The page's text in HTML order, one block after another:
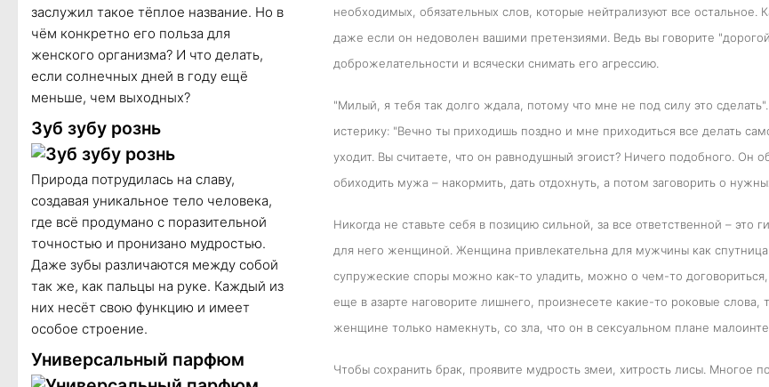
необходимых, обязательных слов, которые нейтрализуют все
даже если он недоволен вашими претензиями. Ведь вы говорите
доброжелательности и всячески снимать его агрессию.
"Милый, я тебя так долго ждала, потому что мне не под силу это
истерику: "Вечно ты приходишь поздно и мне приходиться все делать
уходит. Вы считаете, что он равнодушный эгоист? Ничего подобного. Он
обиходить мужа – накормить, дать отдохнуть, а потом заговорить о
Никогда не ставьте себя в позицию сильной, за все ответственной –
для него женщиной. Женщина привлекательна для мужчины как
супружеские споры можно как-то уладить, можно о чем-то
еще в азарте наговорите лишнего, произнесете какие-то роковые
женщине только намекнуть, со зла, что он в сексуальном плане
Чтобы сохранить брак, проявите мудрость змеи, хитрость лисы. Многое
заслужил такое тёплое название. Но в
чём конкретно его польза для
женского организма? И что делать,
если солнечных дней в году ещё
меньше, чем выходных?
Зуб зубу рознь
Природа потрудилась на славу,
создавая уникальное тело человека,
где всё продумано с поразительной
точностью и пронизано мудростью.
Даже зубы различаются между собой
так же, как пальцы на руке. Каждый из
них несёт свою функцию и имеет
особое строение.
Универсальный парфюм